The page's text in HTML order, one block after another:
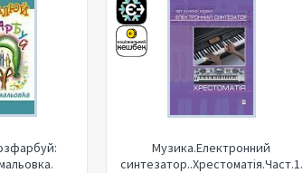
Музика.Електронний
синтезатор..Хрестоматія.Част.1.